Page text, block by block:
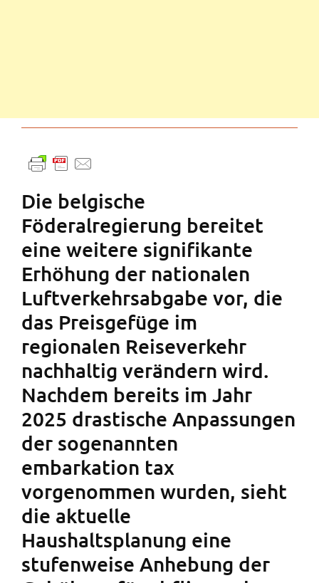
Die belgische
Föderalregierung bereitet
eine weitere signifikante
Erhöhung der nationalen
Luftverkehrsabgabe vor, die
das Preisgefüge im
regionalen Reiseverkehr
nachhaltig verändern wird.
Nachdem bereits im Jahr
2025 drastische Anpassungen
der sogenannten
embarkation tax
vorgenommen wurden, sieht
die aktuelle
Haushaltsplanung eine
stufenweise Anhebung der